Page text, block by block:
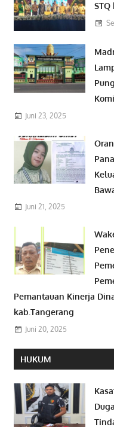
Juni 23, 2025
Juni 21, 2025
Pemantauan Kinerja
kab.Tangerang
Juni 20, 2025
HUKUM